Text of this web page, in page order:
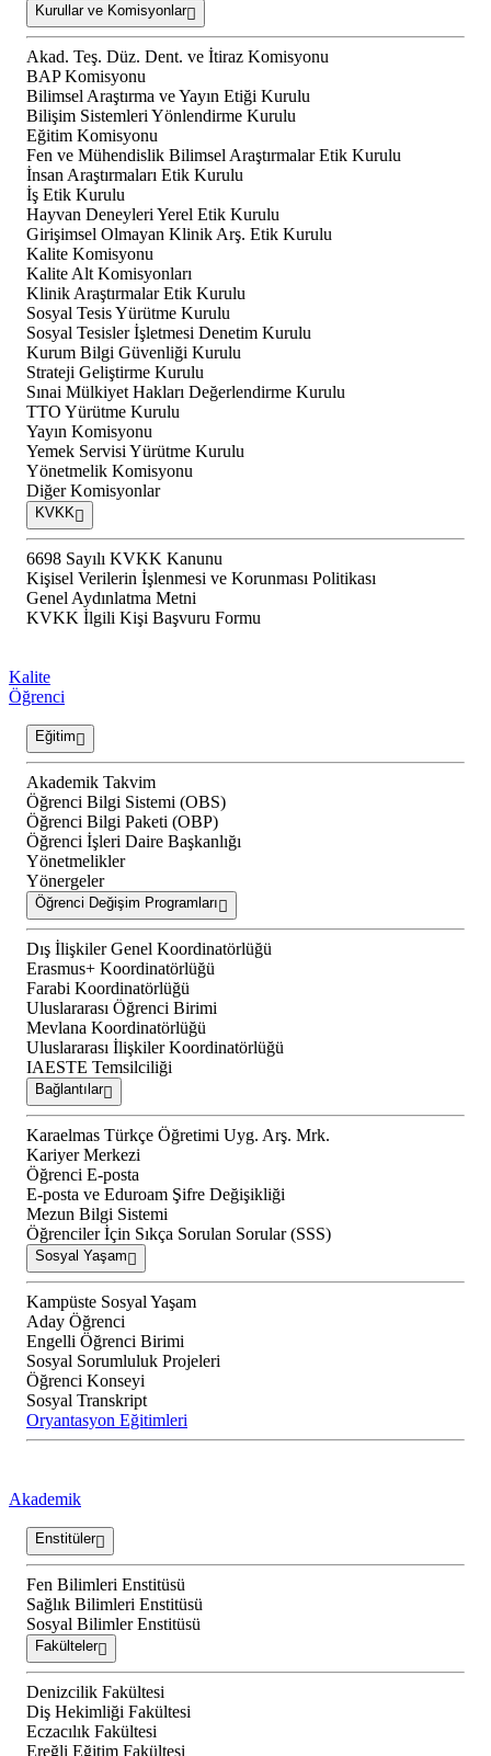
Kurullar ve Komisyonlar
Akad. Teş. Düz. Dent. ve İtiraz Komisyonu
BAP Komisyonu
Bilimsel Araştırma ve Yayın Etiği Kurulu
Bilişim Sistemleri Yönlendirme Kurulu
Eğitim Komisyonu
Fen ve Mühendislik Bilimsel Araştırmalar Etik Kurulu
İnsan Araştırmaları Etik Kurulu
İş Etik Kurulu
Hayvan Deneyleri Yerel Etik Kurulu
Girişimsel Olmayan Klinik Arş. Etik Kurulu
Kalite Komisyonu
Kalite Alt Komisyonları
Klinik Araştırmalar Etik Kurulu
Sosyal Tesis Yürütme Kurulu
Sosyal Tesisler İşletmesi Denetim Kurulu
Kurum Bilgi Güvenliği Kurulu
Strateji Geliştirme Kurulu
Sınai Mülkiyet Hakları Değerlendirme Kurulu
TTO Yürütme Kurulu
Yayın Komisyonu
Yemek Servisi Yürütme Kurulu
Yönetmelik Komisyonu
Diğer Komisyonlar
KVKK
6698 Sayılı KVKK Kanunu
Kişisel Verilerin İşlenmesi ve Korunması Politikası
Genel Aydınlatma Metni
KVKK İlgili Kişi Başvuru Formu
Kalite
Öğrenci
Eğitim
Akademik Takvim
Öğrenci Bilgi Sistemi (OBS)
Öğrenci Bilgi Paketi (OBP)
Öğrenci İşleri Daire Başkanlığı
Yönetmelikler
Yönergeler
Öğrenci Değişim Programları
Dış İlişkiler Genel Koordinatörlüğü
Erasmus+ Koordinatörlüğü
Farabi Koordinatörlüğü
Uluslararası Öğrenci Birimi
Mevlana Koordinatörlüğü
Uluslararası İlişkiler Koordinatörlüğü
IAESTE Temsilciliği
Bağlantılar
Karaelmas Türkçe Öğretimi Uyg. Arş. Mrk.
Kariyer Merkezi
Öğrenci E-posta
E-posta ve Eduroam Şifre Değişikliği
Mezun Bilgi Sistemi
Öğrenciler İçin Sıkça Sorulan Sorular (SSS)
Sosyal Yaşam
Kampüste Sosyal Yaşam
Aday Öğrenci
Engelli Öğrenci Birimi
Sosyal Sorumluluk Projeleri
Öğrenci Konseyi
Sosyal Transkript
Oryantasyon Eğitimleri
Akademik
Enstitüler
Fen Bilimleri Enstitüsü
Sağlık Bilimleri Enstitüsü
Sosyal Bilimler Enstitüsü
Fakülteler
Denizcilik Fakültesi
Diş Hekimliği Fakültesi
Eczacılık Fakültesi
Ereğli Eğitim Fakültesi